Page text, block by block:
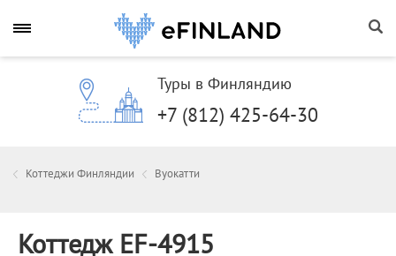
Туры в Финляндию
+7 (812) 425-64-30
Коттеджи Финляндии Вуокатти
Коттедж EF-4915